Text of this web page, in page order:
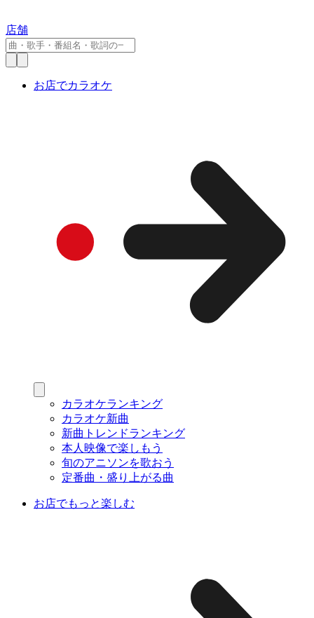
店舗
お店でカラオケ
カラオケランキング
カラオケ新曲
新曲トレンドランキング
本人映像で楽しもう
旬のアニソンを歌おう
定番曲・盛り上がる曲
お店でもっと楽しむ